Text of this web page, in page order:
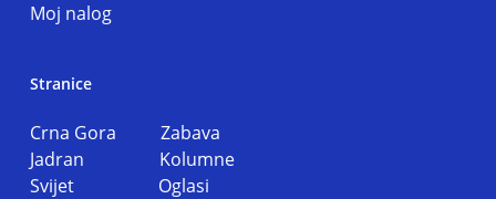
Moj nalog
Stranice
Crna Gora Zabava
Jadran Kolumne
Svijet Oglasi